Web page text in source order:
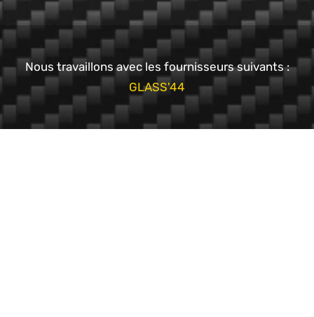
Nous travaillons avec les fournisseurs suivants :
GLASS'44